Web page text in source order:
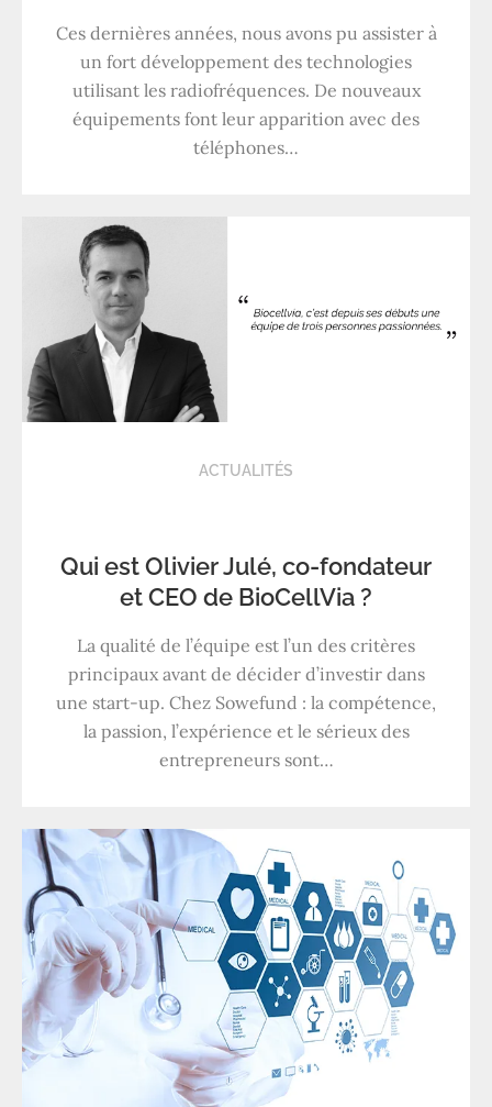
Ces dernières années, nous avons pu assister à
un fort développement des technologies
utilisant les radiofréquences. De nouveaux
équipements font leur apparition avec des
téléphones…
ACTUALITÉS
Qui est Olivier Julé, co-fondateur
et CEO de BioCellVia ?
La qualité de l’équipe est l’un des critères
principaux avant de décider d’investir dans
une start-up. Chez Sowefund : la compétence,
la passion, l’expérience et le sérieux des
entrepreneurs sont…